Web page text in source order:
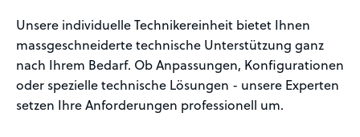
Unsere individuelle Technikereinheit bietet Ihnen
massgeschneiderte technische Unterstützung ganz
nach Ihrem Bedarf. Ob Anpassungen, Konfigurationen
oder spezielle technische Lösungen - unsere Experten
setzen Ihre Anforderungen professionell um.